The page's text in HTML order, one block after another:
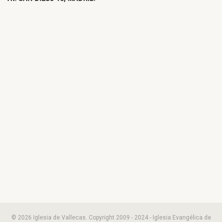
© 2026 Iglesia de Vallecas. Copyright 2009 - 2024 - Iglesia Evangélica de